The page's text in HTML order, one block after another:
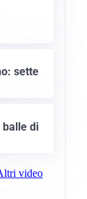
sette
di
video